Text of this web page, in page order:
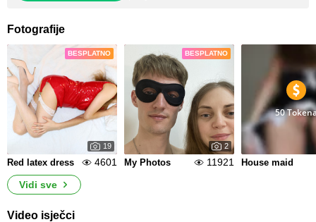
Fotografije
BESPLATNO
19
Red latex dress 4601
BESPLATNO
2
My Photos 11921
50
House maid
Vidi sve
Video isječci